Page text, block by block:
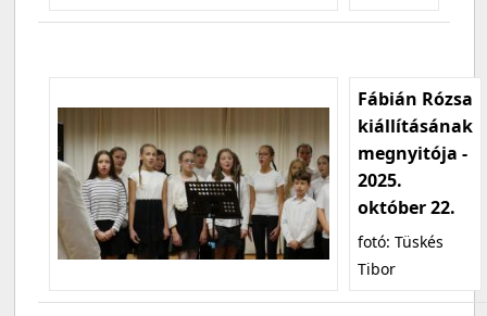
Fábián Rózsa
kiállításának
megnyitója -
2025.
október 22.
fotó: Tüskés
Tibor